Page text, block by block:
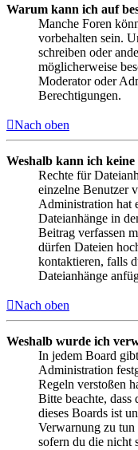
Warum kann ich auf
Manche Foren
vorbehalten sein.
schreiben oder
möglicherweise
Moderator oder
Berechtigungen.
Nach oben
Weshalb kann ich
Rechte für
einzelne Benutzer
Administration hat
Dateianhänge in
Beitrag verfassen
dürfen Dateien
kontaktieren, falls
Dateianhänge
Nach oben
Weshalb wurde ich
In jedem Board
Administration
Regeln verstoßen
Bitte beachte,
dieses Boards ist
Verwarnung zu
sofern du die nicht